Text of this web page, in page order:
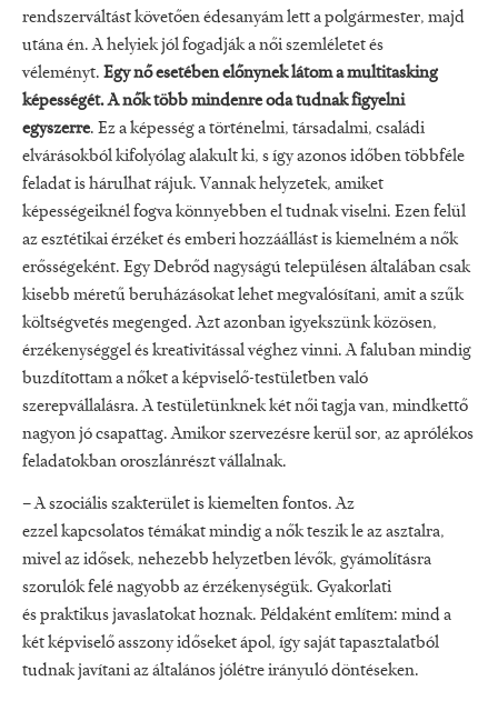
rendszerváltást követően édesanyám lett a polgármester, majd
utána én. A helyiek jól fogadják a női szemléletet és
véleményt. Egy nő esetében előnynek látom a multitasking
képességét. A nők több mindenre oda tudnak figyelni
egyszerre. Ez a képesség a történelmi, társadalmi, családi
elvárásokból kifolyólag alakult ki, s így azonos időben többféle
feladat is hárulhat rájuk. Vannak helyzetek, amiket
képességeiknél fogva könnyebben el tudnak viselni. Ezen felül
az esztétikai érzéket és emberi hozzáállást is kiemelném a nők
erősségeként. Egy Debrőd nagyságú településen általában csak
kisebb méretű beruházásokat lehet megvalósítani, amit a szűk
költségvetés megenged. Azt azonban igyekszünk közösen,
érzékenységgel és kreativitással véghez vinni. A faluban mindig
buzdítottam a nőket a képviselő-testületben való
szerepvállalásra. A testületünknek két női tagja van, mindkettő
nagyon jó csapattag. Amikor szervezésre kerül sor, az aprólékos
feladatokban oroszlánrészt vállalnak.
– A szociális szakterület is kiemelten fontos. Az
ezzel kapcsolatos témákat mindig a nők teszik le az asztalra,
mivel az idősek, nehezebb helyzetben lévők, gyámolításra
szorulók felé nagyobb az érzékenységük. Gyakorlati
és praktikus javaslatokat hoznak. Példaként említem: mind a
két képviselő asszony időseket ápol, így saját tapasztalatból
tudnak javítani az általános jólétre irányuló döntéseken.